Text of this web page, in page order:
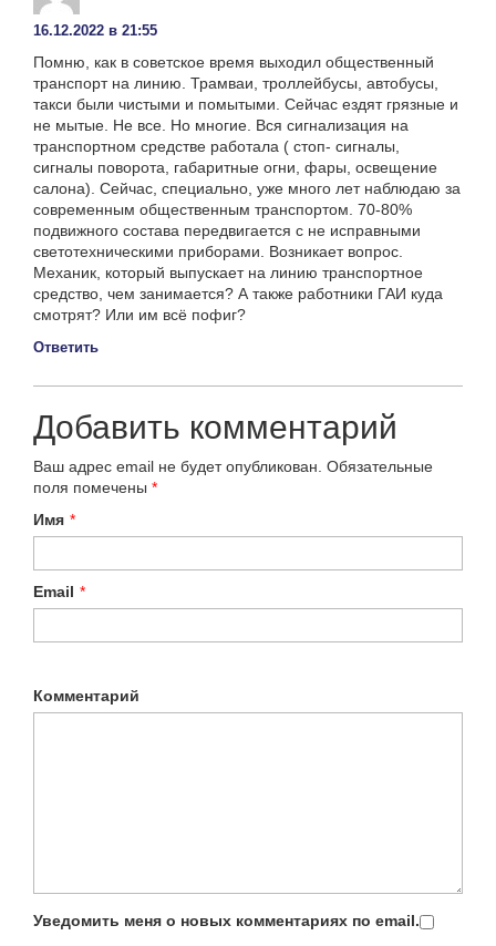
16.12.2022 в 21:55
Помню, как в советское время выходил общественный
транспорт на линию. Трамваи, троллейбусы, автобусы,
такси были чистыми и помытыми. Сейчас ездят грязные и
не мытые. Не все. Но многие. Вся сигнализация на
транспортном средстве работала ( стоп- сигналы,
сигналы поворота, габаритные огни, фары, освещение
салона). Сейчас, специально, уже много лет наблюдаю за
современным общественным транспортом. 70-80%
подвижного состава передвигается с не исправными
светотехническими приборами. Возникает вопрос.
Механик, который выпускает на линию транспортное
средство, чем занимается? А также работники ГАИ куда
смотрят? Или им всё пофиг?
Ответить
Добавить комментарий
Ваш адрес email не будет опубликован. Обязательные
поля помечены *
Имя *
Email *
Комментарий
Уведомить меня о новых комментариях по email.